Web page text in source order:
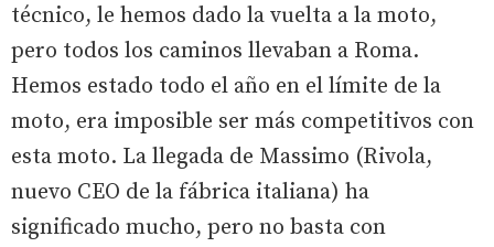
técnico, le hemos dado la vuelta a la moto,
pero todos los caminos llevaban a Roma.
Hemos estado todo el año en el límite de la
moto, era imposible ser más competitivos con
esta moto. La llegada de Massimo (Rivola,
nuevo CEO de la fábrica italiana) ha
significado mucho, pero no basta con